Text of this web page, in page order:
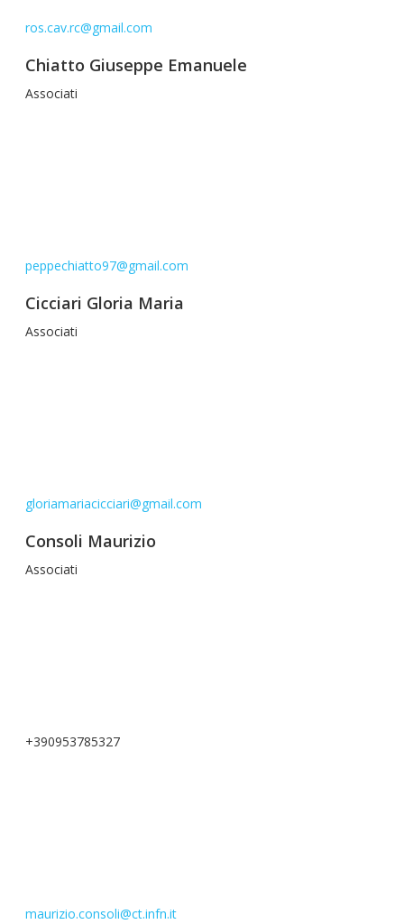
ros.cav.rc@gmail.com
Chiatto Giuseppe Emanuele
Associati
peppechiatto97@gmail.com
Cicciari Gloria Maria
Associati
gloriamariacicciari@gmail.com
Consoli Maurizio
Associati
+390953785327
maurizio.consoli@ct.infn.it